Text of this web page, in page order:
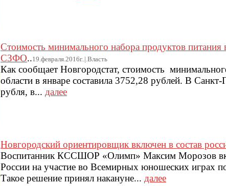
Стоимость минимального набора продуктов
СЗФО..19.февраля.2016г..|.Власть
Как сообщает Новгородстат, стоимость
области в январе составила 3752,28 рублей. В Санкт-
рубля, в... далее
Новгородский ориентировщик включен в состав
Воспитанник КССШОР «Олимп» Максим Морозов
России на участие во Всемирных юношеских играх
Такое решение принял накануне... далее